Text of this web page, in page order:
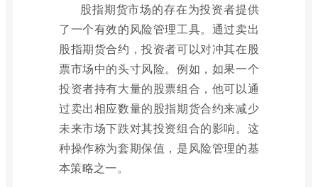
股指期货市场的存在为投资者提供
了一个有效的风险管理工具。通过卖出
股指期货合约，投资者可以对冲其在股
票市场中的头寸风险。例如，如果一个
投资者持有大量的股票组合，他可以通
过卖出相应数量的股指期货合约来减少
未来市场下跌对其投资组合的影响。这
种操作称为套期保值，是风险管理的基
本策略之一。